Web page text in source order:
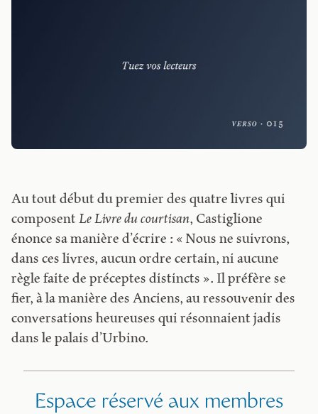
Au tout début du premier des quatre livres qui
composentLe Livre du courtisan, Castiglione
énonce sa manière d’écrire : « Nous ne suivrons,
dans ces livres, aucun ordre certain, ni aucune
règle faite de préceptes distincts ». Il préfère se
fier, à la manière des Anciens, au ressouvenir des
conversations heureuses qui résonnaient jadis
dans le palais d’Urbino.
Espace réservé aux membres